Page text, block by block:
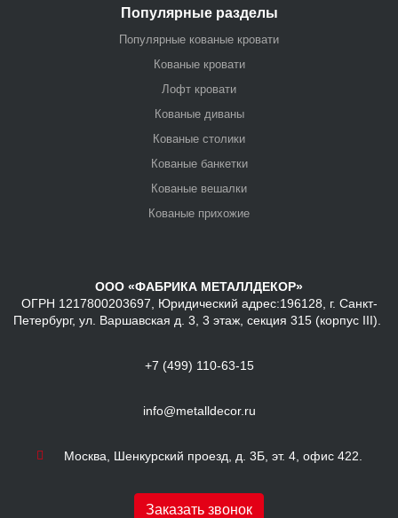
Популярные разделы
Популярные кованые кровати
Кованые кровати
Лофт кровати
Кованые диваны
Кованые столики
Кованые банкетки
Кованые вешалки
Кованые прихожие
ООО «ФАБРИКА МЕТАЛЛДЕКОР»
ОГРН 1217800203697, Юридический адрес:196128, г. Санкт-
Петербург, ул. Варшавская д. 3, 3 этаж, секция 315 (корпус III).
+7 (499) 110-63-15
info@metalldecor.ru
Москва, Шенкурский проезд, д. 3Б, эт. 4, офис 422.
Заказать звонок